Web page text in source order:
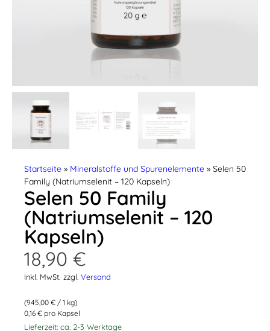
Startseite » Mineralstoffe und Spurenelemente » Selen 50
Family (Natriumselenit – 120 Kapseln)
Selen 50 Family
(Natriumselenit – 120
Kapseln)
18,90 €
Inkl. MwSt. zzgl. Versand
(945,00 € / 1 kg)
0,16 € pro Kapsel
Lieferzeit: ca. 2-3 Werktage